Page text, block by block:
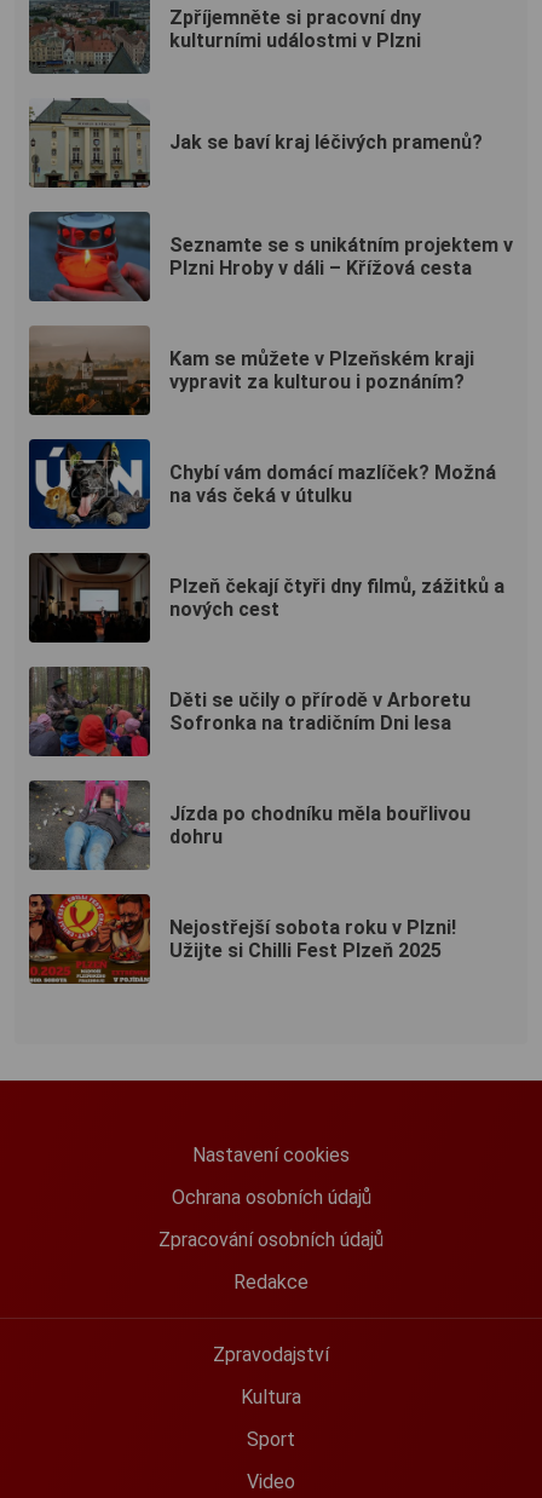
Zpříjemněte si pracovní dny
kulturními událostmi v Plzni
Jak se baví kraj léčivých pramenů?
Seznamte se s unikátním projektem v
Plzni Hroby v dáli – Křížová cesta
Kam se můžete v Plzeňském kraji
vypravit za kulturou i poznáním?
Chybí vám domácí mazlíček? Možná
na vás čeká v útulku
Plzeň čekají čtyři dny filmů, zážitků a
nových cest
Děti se učily o přírodě v Arboretu
Sofronka na tradičním Dni lesa
Jízda po chodníku měla bouřlivou
dohru
Nejostřejší sobota roku v Plzni!
Užijte si Chilli Fest Plzeň 2025
Nastavení cookies
Ochrana osobních údajů
Zpracování osobních údajů
Redakce
Zpravodajství
Kultura
Sport
Video